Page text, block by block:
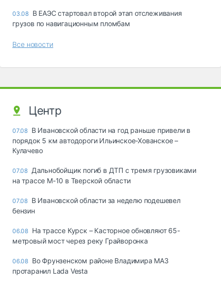
03.08 В ЕАЭС стартовал второй этап отслеживания
грузов по навигационным пломбам
Все новости
Центр
07.08 В Ивановской области на год раньше привели в
порядок 5 км автодороги Ильинское-Хованское –
Кулачево
07.08 Дальнобойщик погиб в ДТП с тремя грузовиками
на трассе М-10 в Тверской области
07.08 В Ивановской области за неделю подешевел
бензин
06.08 На трассе Курск – Касторное обновляют 65-
метровый мост через реку Грайворонка
06.08 Во Фрунзенском районе Владимира МАЗ
протаранил Lada Vesta